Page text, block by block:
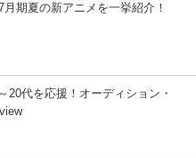
月期夏の新アニメを一挙紹介！
20代を応援！オーディション・